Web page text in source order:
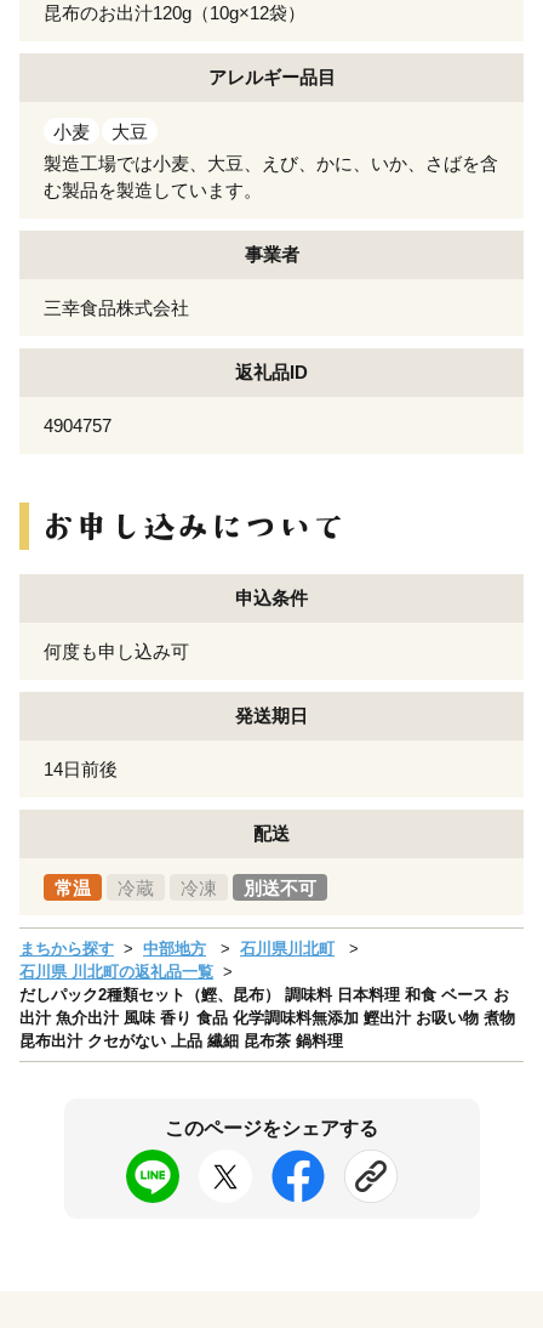
昆布のお出汁120g（10g×12袋）
アレルギー品目
小麦
大豆
製造工場では小麦、大豆、えび、かに、いか、さばを含
む製品を製造しています。
事業者
三幸食品株式会社
返礼品ID
4904757
申込条件
何度も申し込み可
発送期日
14日前後
配送
常温 冷蔵 冷凍 別送不可
まちから探す 中部地方
石川県川北町
石川県 川北町の返礼品一覧
だしパック2種類セット（鰹、昆布） 調味料 日本料理 和食 ベース お
出汁 魚介出汁 風味 香り 食品 化学調味料無添加 鰹出汁 お吸い物 煮物
昆布出汁 クセがない 上品 繊細 昆布茶 鍋料理
このページをシェアする